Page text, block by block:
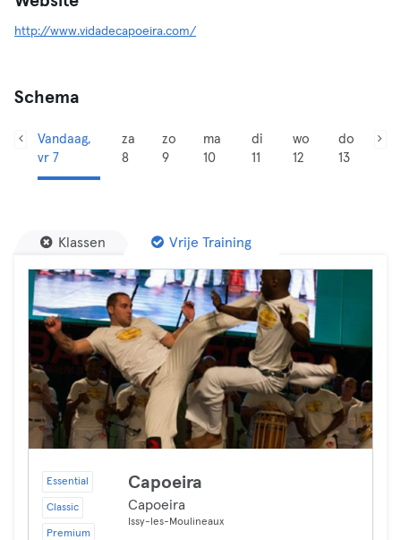
http://www.vidadecapoeira.com/
Schema
Vandaag,
vr 7
za
8
zo
9
ma
10
di
11
wo
12
do
13
Klassen Vrije Training
Essential
Classic
Premium
Capoeira
Capoeira
Issy-les-Moulineaux